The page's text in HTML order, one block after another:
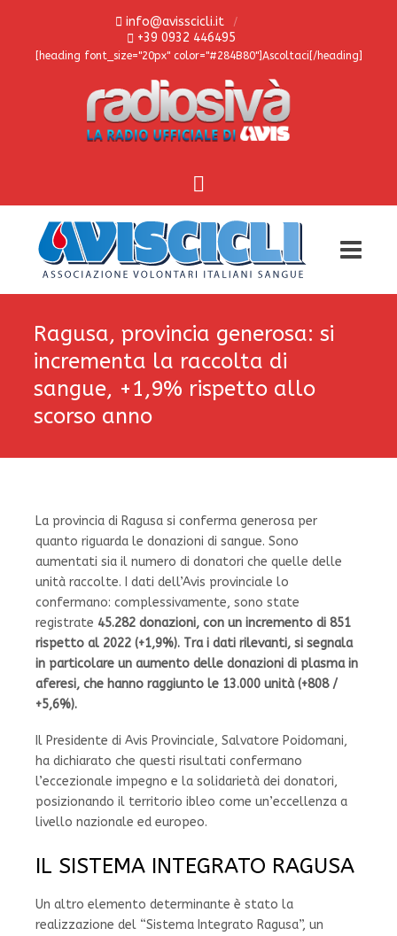
info@avisscicli.it
+39 0932 446495
[heading font_size="20px" color="#284B80"]Ascoltaci[/heading]
Ragusa, provincia generosa: si
incrementa la raccolta di
sangue, +1,9% rispetto allo
scorso anno
La provincia di Ragusa si conferma generosa per
quanto riguarda le donazioni di sangue. Sono
aumentati sia il numero di donatori che quelle delle
unità raccolte. I dati dell’Avis provinciale lo
confermano: complessivamente, sono state
registrate 45.282 donazioni, con un incremento di 851
rispetto al 2022 (+1,9%). Tra i dati rilevanti, si segnala
in particolare un aumento delle donazioni di plasma in
aferesi, che hanno raggiunto le 13.000 unità (+808 /
+5,6%).
Il Presidente di Avis Provinciale, Salvatore Poidomani,
ha dichiarato che questi risultati confermano
l’eccezionale impegno e la solidarietà dei donatori,
posizionando il territorio ibleo come un’eccellenza a
livello nazionale ed europeo.
IL SISTEMA INTEGRATO RAGUSA
Un altro elemento determinante è stato la
realizzazione del “Sistema Integrato Ragusa”, un